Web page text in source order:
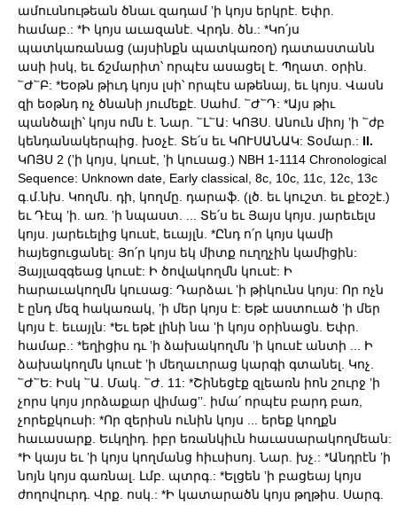
ամուսնութեան ծնաւ զադամ ʼի կոյս երկրէ. Եփր.
համաբ.: *Ի կոյս աւազանէ. Վրդն. ծն.: *Կո՛յս
պատկառանաց (այսինքն պատկառօղ) դատաստանն
ասի իսկ, եւ ճշմարիտ՝ որպէս ասացել է. Պղատ. օրին.
՟Ժ՟Բ: *Եօթն թիւդ կոյս լսի՝ որպէս աթենայ, եւ կոյս. Վասն
զի եօթնդ ոչ ծնանի յումեքէ. Սահմ. ՟Ժ՟Դ: *Այս թիւ
պանծալի՝ կոյս ոմն է. Նար. ՟Լ՟Ա: ԿՈՅՍ. Անուն միոյ ʼի ՟ժբ
կենդանակերպից. խօչէ. Տե՛ս եւ ԿՈՒՍԱՆԱԿ: Տօմար.: II.
ԿՈՅՍ 2 (ʼի կոյս, կուսէ, ʼի կուսաց.) NBH 1-1114 Chronological
Sequence: Unknown date, Early classical, 8c, 10c, 11c, 12c, 13c
գ.մ.նխ. Կողմն. դի, կողմը. դարաֆ. (լծ. եւ կուշտ. եւ քէօշէ.)
եւ Դէպ ʼի. առ. ʼի նպաստ. ... Տե՛ս եւ Յայս կոյս. յարեւելս
կոյս. յարեւելից կուսէ, եւայլն. *Ընդ ո՛ր կոյս կամի
հայեցուցանել: Յո՛ր կոյս եկ միտք ուղղչին կամիցին:
Յայլազգեաց կուսէ: Ի ծովակողմն կուսէ: Ի
հարաւակողմն կուսաց: Դարձաւ ʼի թիկունս կոյս: Որ ոչն
է ընդ մեզ հակառակ, ʼի մեր կոյս է: Եթէ աստուած ʼի մեր
կոյս է. եւայլն: *Եւ եթէ լինի նա ʼի կոյս օրինացն. Եփր.
համաբ.: *եղիցիս դւ ʼի ձախակողմն ʼի կուսէ անտի ... Ի
ձախակողմն կուսէ ʼի մեղաւորաց կարգի գտանել. Կոչ.
՟Ժ՟Ե: Իսկ ՟Ա. Մակ. ՟Ժ. 11: *Շինեցէք զլեառն իոն շուրջ ʼի
չորս կոյս յորձաքար վիմացʼʼ. իմա՛ որպէս բարդ բառ,
չորեքկուսի: *Որ զերիսն ունին կոյս ... երեք կողքն
հաւասարք. Եւկղիդ. իբր եռանկիւն հաւասարակողմեան:
*Ի կայս եւ ʼի կոյս կողմանց հիւսիսոյ. Նար. խչ.: *Անդրէն ʼի
նոյն կոյս գառնալ. Լմբ. պտրգ.: *Ելցեն ʼի բացեայ կոյս
ժողովուրդ. Վրք. ոսկ.: *Ի կատարածն կոյս թղթիս. Սարգ.